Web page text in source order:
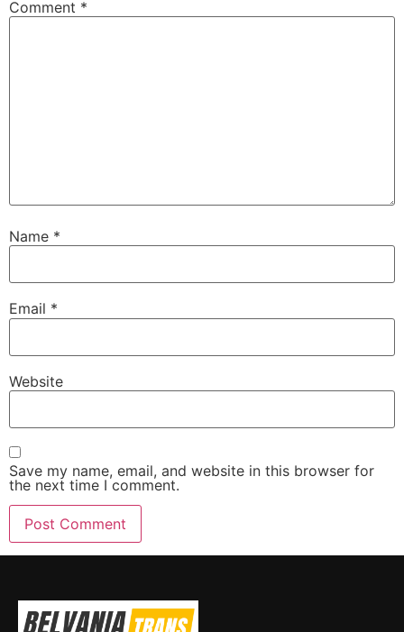
Comment *
Name *
Email *
Website
Save my name, email, and website in this browser for
the next time I comment.